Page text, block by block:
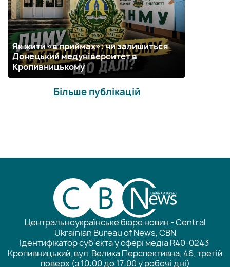
Як жити «в приймах»: чи залишиться
Донецький медуніверситет в
Кропивницькому
Більше публікацій
Центральноукраїнське бюро новин - Central
Ukrainian Bureau of News, CBN
Ідентифікатор суб'єкта у сфері медіа R40-0243
Кропивницький, вул. Велика Перспективна, 46, третій
поверх (з 10:00 до 17:00 у робочі дні)